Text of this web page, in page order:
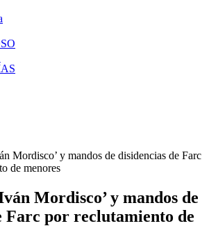
Mordisco’ y mandos de disidencias de Farc
de menores
Mordisco’ y mandos de
Farc por reclutamiento de